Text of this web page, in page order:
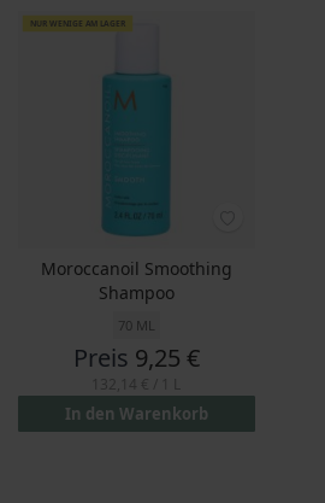
NUR WENIGE AM LAGER
Moroccanoil Smoothing
Shampoo
70 ML
Preis 9,25 €
In den Warenkorb